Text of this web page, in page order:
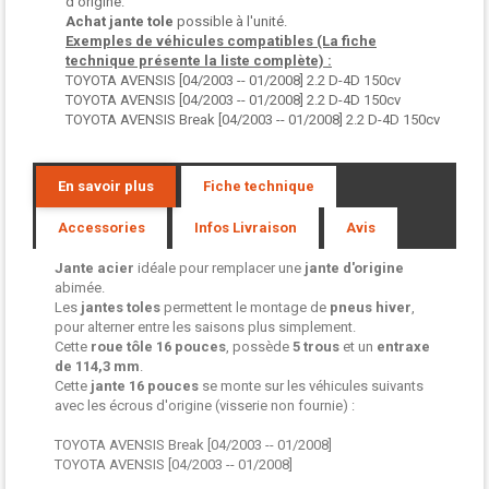
Achat jante tole possible à l'unité.
Exemples de véhicules compatibles (La fiche
technique présente la liste complète) :
TOYOTA AVENSIS [04/2003 -- 01/2008] 2.2 D-4D 150cv
TOYOTA AVENSIS [04/2003 -- 01/2008] 2.2 D-4D 150cv
TOYOTA AVENSIS Break [04/2003 -- 01/2008] 2.2 D-4D 150cv
En savoir plus Fiche technique
Accessories Infos Livraison Avis
Jante acier idéale pour remplacer une jante d'origine
abimée.
Les jantes toles permettent le montage de pneus hiver,
pour alterner entre les saisons plus simplement.
Cette roue tôle 16 pouces, possède 5 trous et un entraxe
de 114,3 mm.
Cette jante 16 pouces se monte sur les véhicules suivants
avec les écrous d'origine (visserie non fournie) :
TOYOTA AVENSIS Break [04/2003 -- 01/2008]
TOYOTA AVENSIS [04/2003 -- 01/2008]